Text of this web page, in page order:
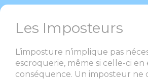
Les Imposteurs
L’imposture n’implique pas
escroquerie, même si celle-ci en
conséquence. Un imposteur ne